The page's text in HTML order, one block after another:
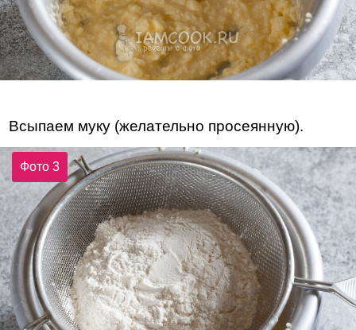
Всыпаем муку (желательно просеянную).
Фото 3